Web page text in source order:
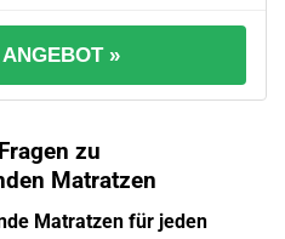
»
zu
Matratzen
Matratzen für jeden